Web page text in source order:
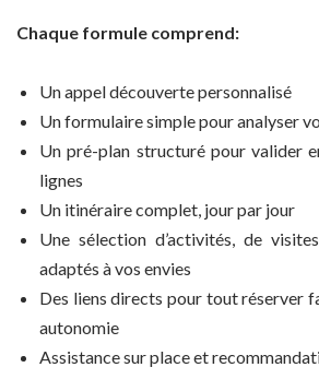
Chaque formule comprend:
Un appel découverte personnalisé
Un formulaire simple pour analyser
Un pré-plan structuré pour valider
lignes
Un itinéraire complet, jour par jour
Une sélection d’activités, de
adaptés à vos envies
Des liens directs pour tout réserver
autonomie
Assistance sur place et